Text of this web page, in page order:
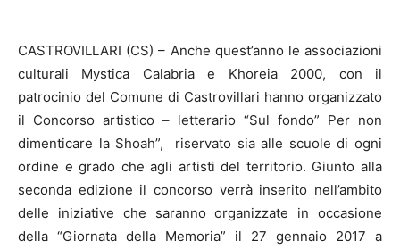
CASTROVILLARI (CS) – Anche quest’anno le associazioni
culturali Mystica Calabria e Khoreia 2000, con il
patrocinio del Comune di Castrovillari hanno organizzato
il Concorso artistico – letterario “Sul fondo” Per non
dimenticare la Shoah”, riservato sia alle scuole di ogni
ordine e grado che agli artisti del territorio. Giunto alla
seconda edizione il concorso verrà inserito nell’ambito
delle iniziative che saranno organizzate in occasione
della “Giornata della Memoria” il 27 gennaio 2017 a